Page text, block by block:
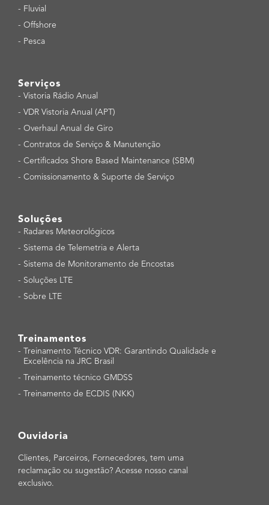
- Fluvial
- Offshore
- Pesca
Serviços
- Vistoria Rádio Anual
- VDR Vistoria Anual (APT)
- Overhaul Anual de Giro
- Contratos de Serviço & Manutenção
- Certificados Shore Based Maintenance (SBM)
- Comissionamento & Suporte de Serviço
Soluções
- Radares Meteorológicos
- Sistema de Telemetria e Alerta
- Sistema de Monitoramento de Encostas
- Soluções LTE
- Sobre LTE
Treinamentos
- Treinamento Técnico VDR: Garantindo Qualidade e
Excelência na JRC Brasil
- Treinamento técnico GMDSS
- Treinamento de ECDIS (NKK)
Ouvidoria
Clientes, Parceiros, Fornecedores, tem uma
reclamação ou sugestão? Acesse nosso canal
exclusivo.